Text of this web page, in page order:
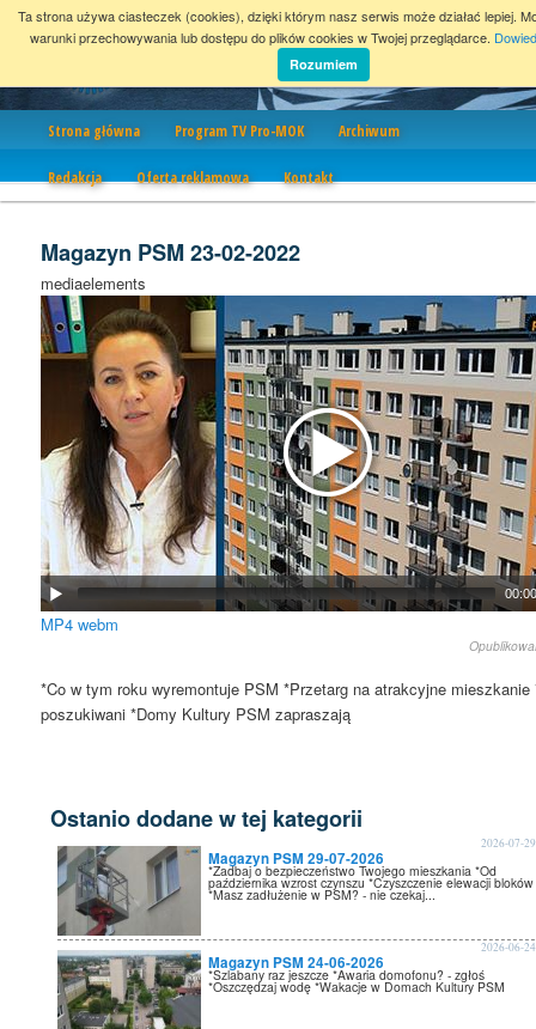
Strona główna Program TV Pro-MOK Archiwum
Redakcja Oferta reklamowa Kontakt
Magazyn PSM 23-02-2022
mediaelements
MP4 webm
*Co w tym roku wyremontuje PSM *Przetarg na atrakcyjne mieszkanie
poszukiwani *Domy Kultury PSM zapraszają
Ostanio dodane w tej kategorii
Magazyn PSM 29-07-2026
2026-07-29
*Zadbaj o bezpieczeństwo Twojego mieszkania *Od
października wzrost czynszu *Czyszczenie elewacji bloków
*Masz zadłużenie w PSM? - nie czekaj...
Magazyn PSM 24-06-2026
2026-06-24
*Szlabany raz jeszcze *Awaria domofonu? - zgłoś
*Oszczędzaj wodę *Wakacje w Domach Kultury PSM
Ta strona używa ciasteczek (cookies), dzięki którym nasz serwis może działać lepiej.
warunki przechowywania lub dostępu do plików cookies w Twojej przeglądarce.
Rozumiem